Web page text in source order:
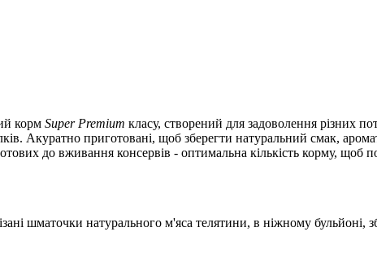
корм Super Premium класу, створений для задоволення різних
Акуратно приготовані, щоб зберегти натуральний смак,
до вживання консервів - оптимальна кількість корму, щоб
шматочки натурального м'яса телятини, в ніжному бульйоні,